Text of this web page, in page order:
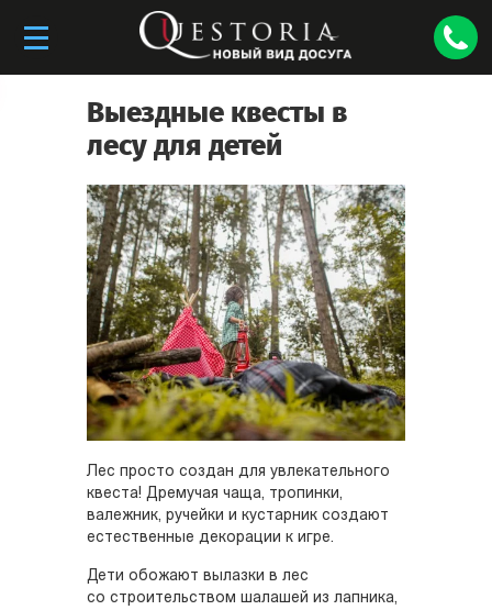
Выездные квесты в
лесу для детей
Лес просто создан для увлекательного
квеста! Дремучая чаща, тропинки,
валежник, ручейки и кустарник создают
естественные декорации к игре.
Дети обожают вылазки в лес
со строительством шалашей из лапника,